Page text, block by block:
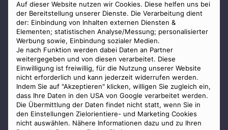
Auf dieser Website nutzen wir Cookies. Diese helfen uns bei
der Bereitstellung unserer Dienste. Die Verarbeitung dient
der: Einbindung von Inhalten externen Diensten &
Elementen; statistischen Analyse/Messung; personalisierter
Werbung sowie, Einbindung sozialer Medien.
Je nach Funktion werden dabei Daten an Partner
weitergegeben und von diesen verarbeitet. Diese
Einwilligung ist freiwillig, für die Nutzung unserer Website
nicht erforderlich und kann jederzeit widerrufen werden.
Indem Sie auf "Akzeptieren" klicken, willigen Sie zugleich ein,
dass Ihre Daten in den USA von Google verarbeitet werden.
Die Übermittlung der Daten findet nicht statt, wenn Sie in
den Einstellungen Zielorientiere- und Marketing Cookies
nicht auswählen. Nähere Informationen dazu und zu Ihren
Impressum
Datenschutz
Widerrufsbelehrung
Zahlungsmöglichkeiten
Mitglied im Bestatterverband Bayern